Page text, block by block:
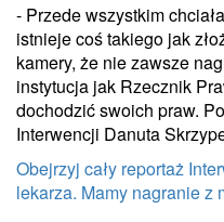
- Przede wszystkim
istnieje coś takiego jak
kamery, że nie zawsze
instytucja jak Rzecznik
dochodzić swoich praw.
Interwencji Danuta
Obejrzyj cały reportaż
lekarza. Mamy nagranie z